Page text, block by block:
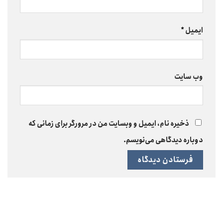
ایمیل*
وب‌ سایت
ذخیره نام، ایمیل و وبسایت من در مرورگر برای زمانی که
دوباره دیدگاهی می‌نویسم.